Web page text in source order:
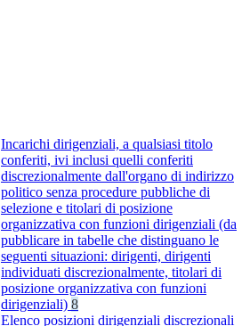
Incarichi dirigenziali, a qualsiasi titolo
conferiti, ivi inclusi quelli conferiti
discrezionalmente dall'organo di indirizzo
politico senza procedure pubbliche di
selezione e titolari di posizione
organizzativa con funzioni dirigenziali (da
pubblicare in tabelle che distinguano le
seguenti situazioni: dirigenti, dirigenti
individuati discrezionalmente, titolari di
posizione organizzativa con funzioni
dirigenziali) 8
Elenco posizioni dirigenziali discrezionali